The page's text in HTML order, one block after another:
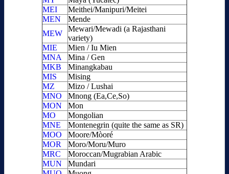
MEI
Meithei/Manipuri/Meitei
MEN
Mende
MEW
Mewari/Mewadi (a Rajasthani
variety)
MIE
Mien / Iu Mien
MNA
Mina / Gen
MKB
Minangkabau
MIS
Mising
MZ
Mizo / Lushai
MNO
Mnong (Ea,Ce,So)
MON
Mon
MO
Mongolian
MNE
Montenegrin (quite the same as SR)
MOO
Moore/Mòoré
MOR
Moro/Moru/Muro
MRC
Moroccan/Mugrabian Arabic
MUN
Mundari